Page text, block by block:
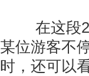
在这段
某位游客不
时，还可以